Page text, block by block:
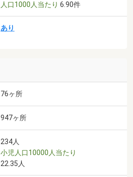
人口1000人当たり 6.90件
あり
76ヶ所
947ヶ所
234人
小児人口10000人当たり
22.35人